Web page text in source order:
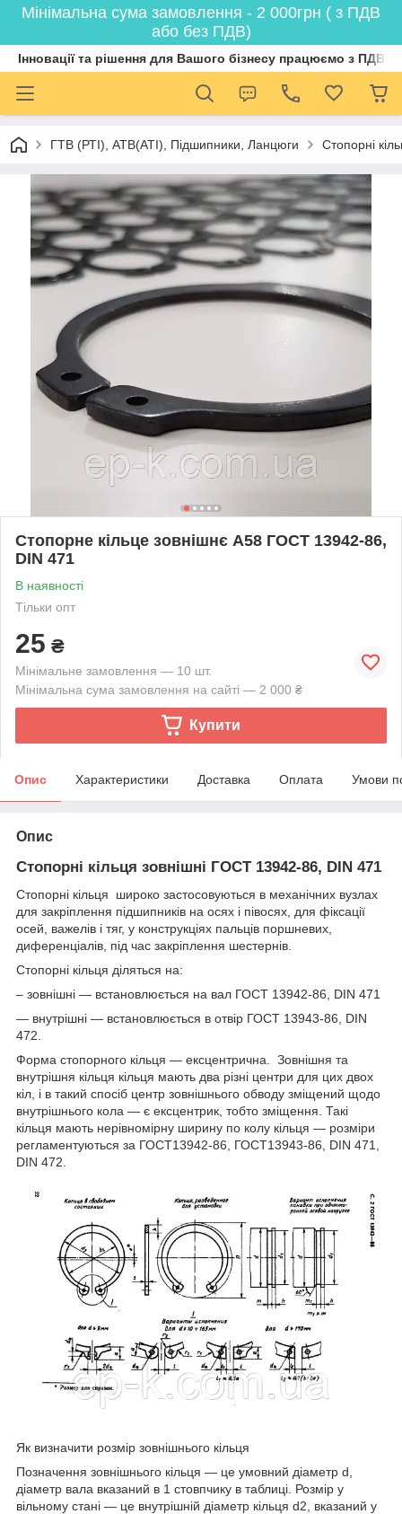
Мінімальна сума замовлення - 2 000грн ( з ПДВ
або без ПДВ)
Інновації та рішення для Вашого бізнесу працюємо з ПДВ
ГТВ (РТI), АТВ(АТI), Пiдшипники, Ланцюги Стопорні
Стопорне кільце зовнішнє А58 ГОСТ 13942-86,
DIN 471
В наявності
Тільки опт
25 ₴
Мінімальне замовлення — 10 шт.
Мінімальна сума замовлення на сайті — 2 000 ₴
Купити
Опис Характеристики Доставка Оплата Умови
Опис
Стопорні кільця зовнішні ГОСТ 13942-86, DIN 471
Стопорні кільця широко застосовуються в механічних вузлах
для закріплення підшипників на осях і півосях, для фіксації
осей, важелів і тяг, у конструкціях пальців поршневих,
диференціалів, під час закріплення шестернів.
Стопорні кільця діляться на:
– зовнішні — встановлюється на вал ГОСТ 13942-86, DIN 471
— внутрішні — встановлюється в отвір ГОСТ 13943-86, DIN
472.
Форма стопорного кільця — ексцентрична. Зовнішня та
внутрішня кільця кільця мають два різні центри для цих двох
кіл, і в такий спосіб центр зовнішнього обводу зміщений щодо
внутрішнього кола — є ексцентрик, тобто зміщення. Такі
кільця мають нерівномірну ширину по колу кільця — розміри
регламентуються за ГОСТ13942-86, ГОСТ13943-86, DIN 471,
DIN 472.
Як визначити розмір зовнішнього кільця
Позначення зовнішнього кільця — це умовний діаметр d,
діаметр вала вказаний в 1 стовпчику в таблиці. Розмір у
вільному стані — це внутрішній діаметр кільця d2, вказаний у